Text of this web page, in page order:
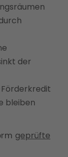
der
bleiben
geprüfte